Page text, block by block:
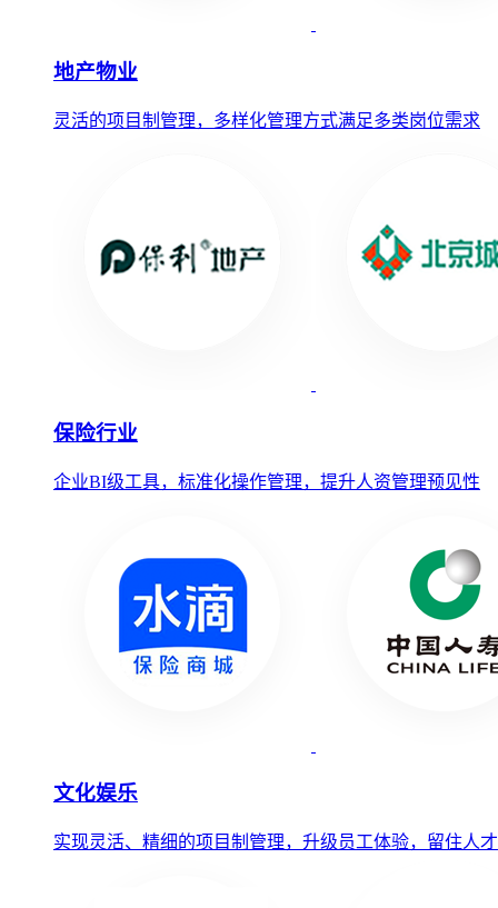
地产物业
灵活的项目制管理，多样化管理方式满足多类岗位需求
保险行业
企业BI级工具，标准化操作管理，提升人资管理预见性
文化娱乐
实现灵活、精细的项目制管理，升级员工体验，留住人才